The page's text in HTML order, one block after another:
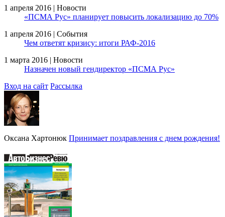
1 апреля 2016 | Новости
«ПСМА Рус» планирует повысить локализацию до 70%
1 апреля 2016 | События
Чем ответят кризису: итоги РАФ-2016
1 марта 2016 | Новости
Назначен новый гендиректор «ПСМА Рус»
Вход на сайт Рассылка
Оксана Хартонюк Принимает поздравления с днем рождения!